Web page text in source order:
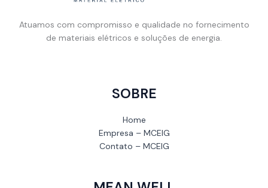
Atuamos com compromisso e qualidade no fornecimento
de materiais elétricos e soluções de energia.
SOBRE
Home
Empresa – MCEIG
Contato – MCEIG